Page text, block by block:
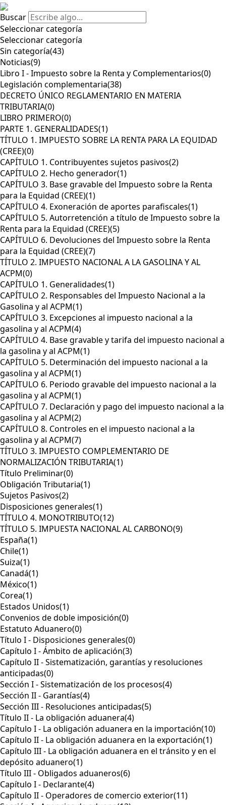
Buscar
Seleccionar categoría
Seleccionar categoría
Sin categoría(43)
Noticias(9)
Libro I - Impuesto sobre la Renta y Complementarios(0)
Legislación complementaria(38)
DECRETO ÚNICO REGLAMENTARIO EN MATERIA
TRIBUTARIA(0)
LIBRO PRIMERO(0)
PARTE 1. GENERALIDADES(1)
TÍTULO 1. IMPUESTO SOBRE LA RENTA PARA LA EQUIDAD
(CREE)(0)
CAPÍTULO 1. Contribuyentes sujetos pasivos(2)
CAPÍTULO 2. Hecho generador(1)
CAPÍTULO 3. Base gravable del Impuesto sobre la Renta
para la Equidad (CREE)(1)
CAPÍTULO 4. Exoneración de aportes parafiscales(1)
CAPÍTULO 5. Autorretención a título de Impuesto sobre la
Renta para la Equidad (CREE)(5)
CAPÍTULO 6. Devoluciones del Impuesto sobre la Renta
para la Equidad (CREE)(7)
TÍTULO 2. IMPUESTO NACIONAL A LA GASOLINA Y AL
ACPM(0)
CAPÍTULO 1. Generalidades(1)
CAPÍTULO 2. Responsables del Impuesto Nacional a la
Gasolina y al ACPM(1)
CAPÍTULO 3. Excepciones al impuesto nacional a la
gasolina y al ACPM(4)
CAPÍTULO 4. Base gravable y tarifa del impuesto nacional a
la gasolina y al ACPM(1)
CAPÍTULO 5. Determinación del impuesto nacional a la
gasolina y al ACPM(1)
CAPÍTULO 6. Periodo gravable del impuesto nacional a la
gasolina y al ACPM(1)
CAPÍTULO 7. Declaración y pago del impuesto nacional a la
gasolina y al ACPM(2)
CAPÍTULO 8. Controles en el impuesto nacional a la
gasolina y al ACPM(7)
TÍTULO 3. IMPUESTO COMPLEMENTARIO DE
NORMALIZACIÓN TRIBUTARIA(1)
Título Preliminar(0)
Obligación Tributaria(1)
Sujetos Pasivos(2)
Disposiciones generales(1)
TÍTULO 4. MONOTRIBUTO(12)
TÍTULO 5. IMPUESTA NACIONAL AL CARBONO(9)
España(1)
Chile(1)
Suiza(1)
Canadá(1)
México(1)
Corea(1)
Estados Unidos(1)
Convenios de doble imposición(0)
Estatuto Aduanero(0)
Título I - Disposiciones generales(0)
Capítulo I - Ámbito de aplicación(3)
Capítulo II - Sistematización, garantías y resoluciones
anticipadas(0)
Sección I - Sistematización de los procesos(4)
Sección II - Garantías(4)
Sección III - Resoluciones anticipadas(5)
Título II - La obligación aduanera(4)
Capítulo I - La obligación aduanera en la importación(10)
Capítulo II - La obligación aduanera en la exportación(1)
Capítulo III - La obligación aduanera en el tránsito y en el
depósito aduanero(1)
Título III - Obligados aduaneros(6)
Capítulo I - Declarante(4)
Capítulo II - Operadores de comercio exterior(11)